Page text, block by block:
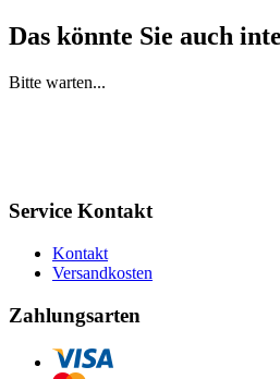
Das könnte Sie auch
Bitte warten...
Service Kontakt
Kontakt
Versandkosten
Zahlungsarten